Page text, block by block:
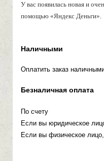
У вас появилась новая и
помощью «Яндекс Деньги».
Наличными
Оплатить заказ
Безналичная оплата
По счету
Если вы юридическое
Если вы физическое